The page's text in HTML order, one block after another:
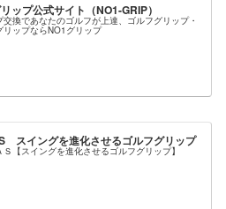
ップ公式サイト（NO1-GRIP）
交換であなたのゴルフが上達、ゴルフグリップ・
リップならNO1グリップ
スイングを進化させるゴルフグリップ
Ｓ【スイングを進化させるゴルフグリップ】